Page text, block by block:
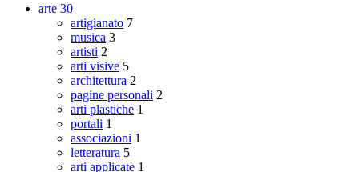
arte 30
artigianato 7
musica 3
artisti 2
arti visive 5
architettura 2
pagine personali 2
arti plastiche 1
portali 1
associazioni 1
letteratura 5
arti applicate 1